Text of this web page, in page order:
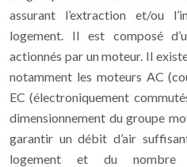
assurant l’extraction et/ou
logement. Il est composé
actionnés par un moteur. Il
notamment les moteurs AC
EC (électroniquement
dimensionnement du groupe
garantir un débit d’air
logement et du nombre